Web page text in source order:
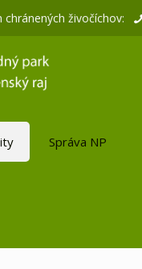
chránených živočíchov:
Správa NP